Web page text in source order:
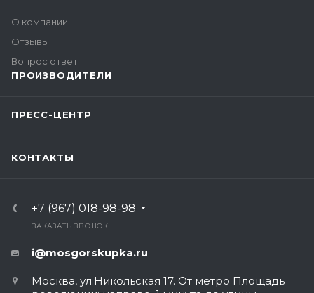
О компании
Отзывы
Вопрос ответ
ПРОИЗВОДИТЕЛИ
ПРЕСС-ЦЕНТР
КОНТАКТЫ
+7 (967) 018-98-98
ЗАКАЗАТЬ ЗВОНОК
i@mosgorskupka.ru
Москва, ул.Никольская 17. От метро Площадь